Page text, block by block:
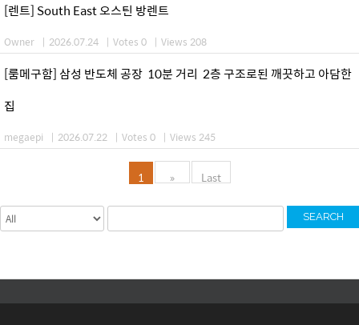
[렌트] South East 오스틴 방렌트
Owner | 2026.07.24 | Votes 0 | Views 208
[룸메구함] 삼성 반도체 공장 10분 거리 2층 구조로된 깨끗하고 아담한
집
megaepi | 2026.07.22 | Votes 0 | Views 245
1 » Last
SEARCH